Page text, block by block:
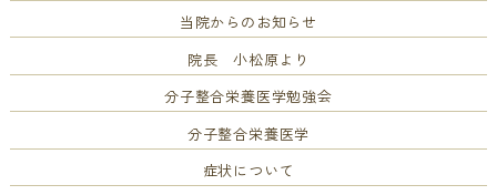
当院からのお知らせ
院長 小松原より
分子整合栄養医学勉強会
分子整合栄養医学
症状について